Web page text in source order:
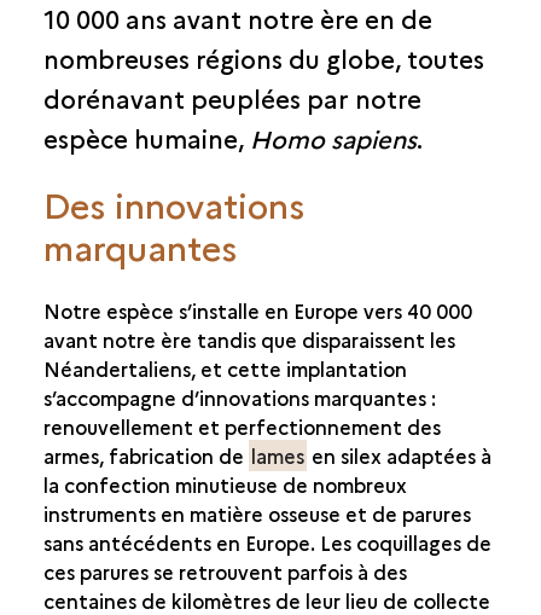
10 000 ans avant notre ère en de
nombreuses régions du globe, toutes
dorénavant peuplées par notre
espèce humaine, Homo sapiens.
Des innovations
marquantes
Notre espèce s’installe en Europe vers 40 000
avant notre ère tandis que disparaissent les
Néandertaliens, et cette implantation
s’accompagne d’innovations marquantes :
renouvellement et perfectionnement des
armes, fabrication de lames en silex adaptées à
la confection minutieuse de nombreux
instruments en matière osseuse et de parures
sans antécédents en Europe. Les coquillages de
ces parures se retrouvent parfois à des
centaines de kilomètres de leur lieu de collecte